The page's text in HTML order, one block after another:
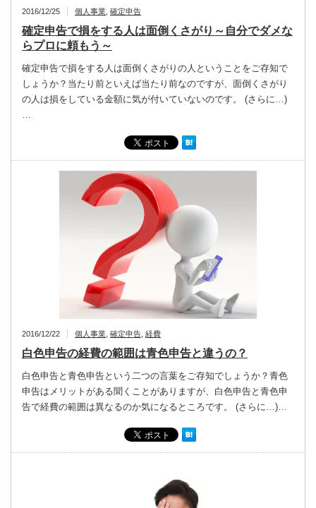
2016/12/25 個人事業 確定申告
確定申告で損をする人は面倒くさがり～自分でダメな
らプロに頼もう～
確定申告で損をする人は面倒くさがりの人ということをご存知で
しょうか？当たり前といえば当たり前なのですが、面倒くさがり
の人は損をしている金額に気が付いていないのです。 (さらに…)
…
2016/12/22 個人事業 確定申告 経費
白色申告の経費の範囲は青色申告と違うの？
白色申告と青色申告という二つの言葉をご存知でしょうか？青色
申告はメリットがある聞くことがありますが、白色申告と青色申
告で経費の範囲は異なるのか気になるところです。 (さらに…)…